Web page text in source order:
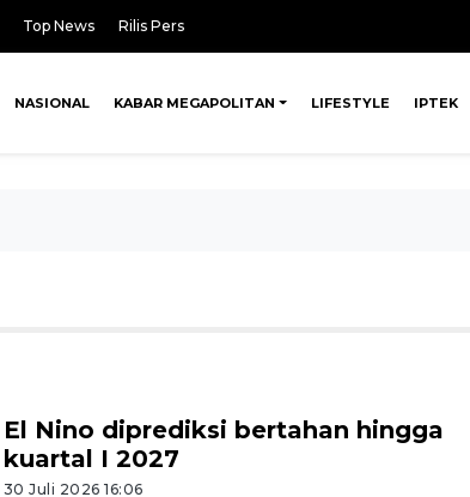
Top News Rilis Pers
NASIONAL KABAR MEGAPOLITAN LIFESTYLE IPTEK
El Nino diprediksi bertahan hingga
kuartal I 2027
30 Juli 2026 16:06